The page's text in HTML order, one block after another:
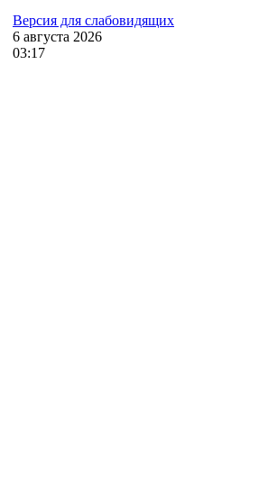
Версия для слабовидящих
6 августа 2026
03:17